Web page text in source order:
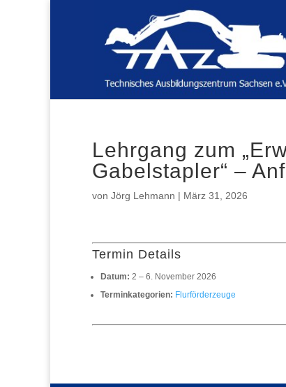
Lehrgang zum
Gabelstapler“ –
von Jörg Lehmann | März 31, 2026
Termin Details
Datum: 2 – 6. November 2026
Terminkategorien: Flurförderzeuge